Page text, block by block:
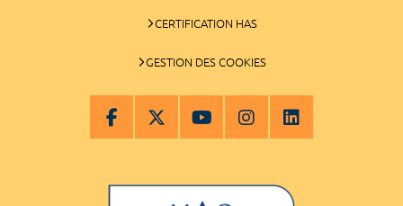
CERTIFICATION HAS
GESTION DES COOKIES